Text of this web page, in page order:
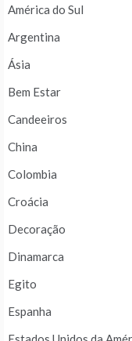
América do Sul
Argentina
Ásia
Bem Estar
Candeeiros
China
Colombia
Croácia
Decoração
Dinamarca
Egito
Espanha